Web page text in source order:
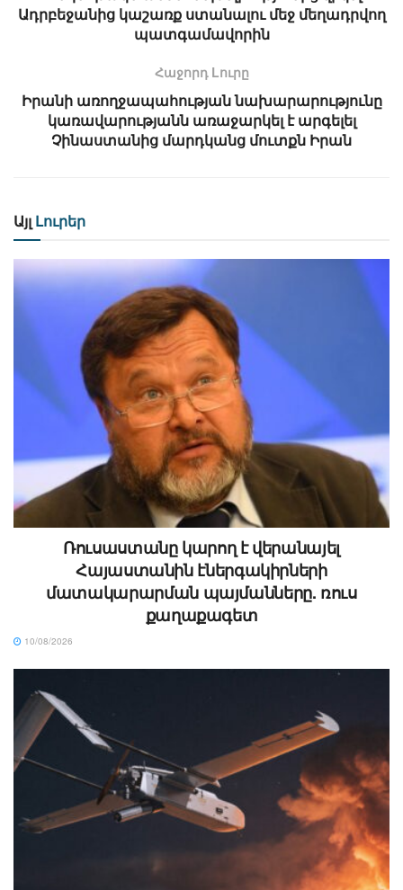
Ադրբեջանից կաշառք ստանալու մեջ մեղադրվող
պատգամավորին
Հաջորդ Lուրը
Իրանի առողջապահության նախարարությունը
կառավարությանն առաջարկել է արգելել
Չինաստանից մարդկանց մուտքն Իրան
Այլ Լուրեր
Ռուսաստանը կարող է վերանայել
Հայաստանին էներգակիրների
մատակարարման պայմանները. ռուս
քաղաքագետ
10/08/2026